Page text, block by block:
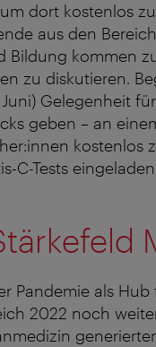
dort kostenlos
aus den
Bildung kommen
zu diskutieren.
Juni) Gelegenheit
geben – an
C-Tests
Pandemie als
2022 noch